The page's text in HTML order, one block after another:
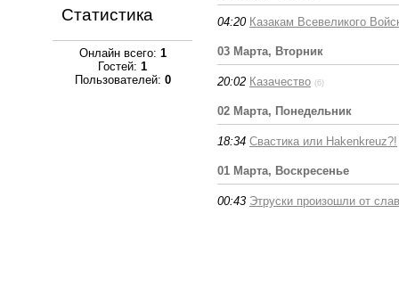
Статистика
Онлайн всего: 1
Гостей: 1
Пользователей: 0
04:20 Казакам Всевеликого
03 Марта, Вторник
20:02 Казачество (6)
02 Марта, Понедельник
18:34 Свастика или Hakenkreuz?!
01 Марта, Воскресенье
00:43 Этруски произошли от